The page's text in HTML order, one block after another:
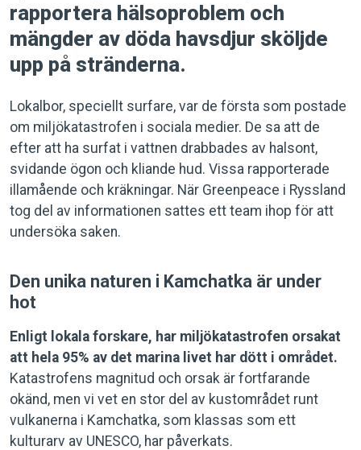
rapportera hälsoproblem och
mängder av döda havsdjur sköljde
upp på stränderna.
Lokalbor, speciellt surfare, var de första som postade
om miljökatastrofen i sociala medier. De sa att de
efter att ha surfat i vattnen drabbades av halsont,
svidande ögon och kliande hud. Vissa rapporterade
illamående och kräkningar. När Greenpeace i Ryssland
tog del av informationen sattes ett team ihop för att
undersöka saken.
Den unika naturen i Kamchatka är under
hot
Enligt lokala forskare, har miljökatastrofen orsakat
att hela 95% av det marina livet har dött i området.
Katastrofens magnitud och orsak är fortfarande
okänd, men vi vet en stor del av kustområdet runt
vulkanerna i Kamchatka, som klassas som ett
kulturarv av UNESCO, har påverkats.